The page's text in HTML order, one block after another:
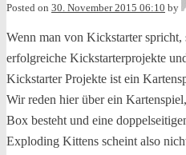
Posted on 30. November 2015 06:10 by
Wenn man von Kickstarter
erfolgreiche Kickstarterprojekte
Kickstarter Projekte ist ein
Wir reden hier über ein
Box besteht und eine
Exploding Kittens scheint also